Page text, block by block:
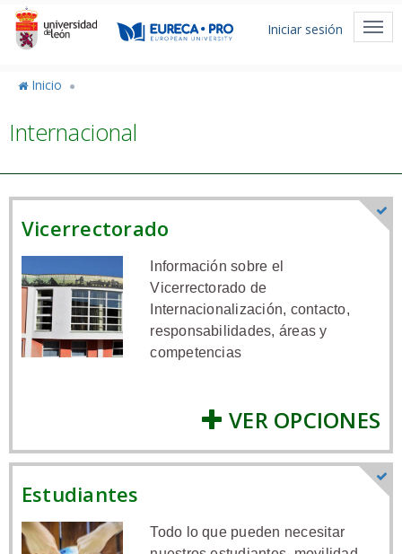
Pasar
contenido
Menú
Iniciar sesión
Inicio
Internacional
Vicerrectorado
Información sobre el
Vicerrectorado de
Internacionalización, contacto,
responsabilidades, áreas y
competencias
VER OPCIONES
Estudiantes
Todo lo que pueden necesitar